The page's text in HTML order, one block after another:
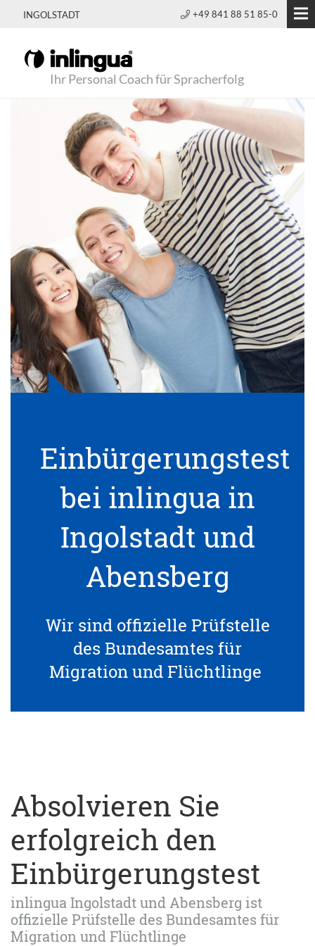
INGOLSTADT +49 841 88 51 85-0
Ihr Personal Coach für Spracherfolg
Einbürgerungstest
bei inlingua in
Ingolstadt und
Abensberg
Wir sind offizielle Prüfstelle
des Bundesamtes für
Migration und Flüchtlinge
Absolvieren Sie
erfolgreich den
Einbürgerungstest
inlingua Ingolstadt und Abensberg ist
offizielle Prüfstelle des Bundesamtes für
Migration und Flüchtlinge